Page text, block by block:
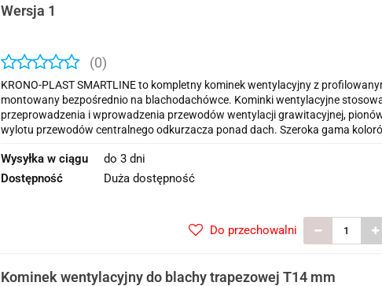
Wersja 1
(0)
KRONO-PLAST SMARTLINE to kompletny kominek wentylacyjny z
montowany bezpośrednio na blachodachówce. Kominki wentylacyjne
przeprowadzenia i wprowadzenia przewodów wentylacji grawitacyjnej,
wylotu przewodów centralnego odkurzacza ponad dach. Szeroka gama
Wysyłka w ciągu
do 3 dni
Dostępność
Duża dostępność
Do przechowalni
Kominek wentylacyjny do blachy trapezowej T14 mm